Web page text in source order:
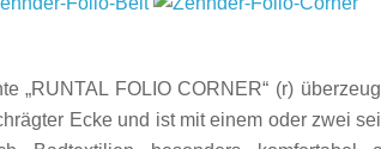
„RUNTAL FOLIO CORNER“ (r)
Ecke und ist mit einem oder zwei